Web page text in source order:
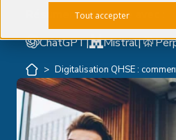
Tout accepter
Résumer cet article avec :
ChatGPT| Mistral|
> Digitalisation QHSE :